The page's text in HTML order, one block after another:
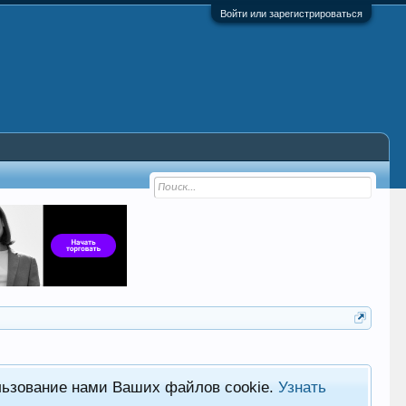
Войти или зарегистрироваться
нами Ваших файлов cookie.Узнать